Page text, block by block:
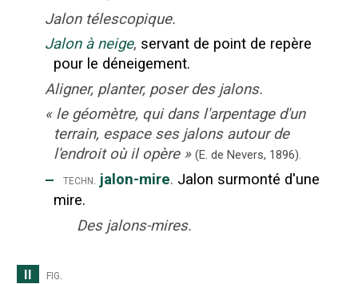
Jalon télescopique.
Jalon à neige, servant de point de repère
pour le déneigement.
Aligner, planter, poser des jalons.
« le géomètre, qui dans l'arpentage d'un
terrain, espace ses jalons autour de
l'endroit où il opère » (E. de Nevers, 1896).
‒ techn. jalon-mire. Jalon surmonté d'une
mire.
Des jalons-mires.
II
fig.